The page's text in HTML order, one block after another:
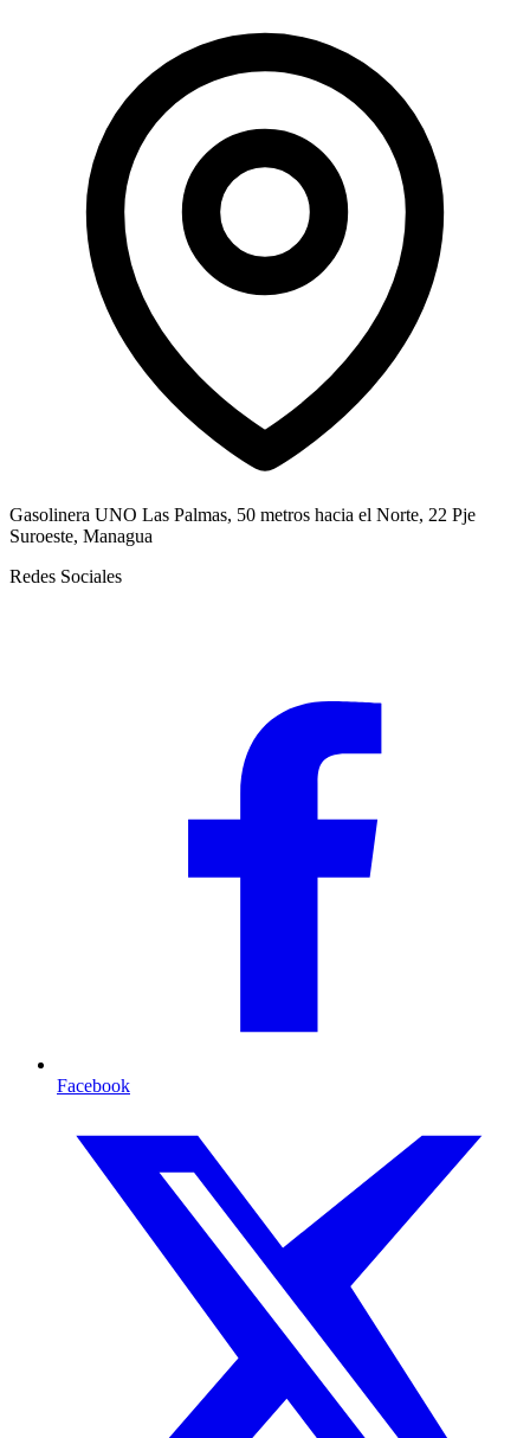
Gasolinera UNO Las Palmas, 50 metros hacia el Norte, 22 Pje
Suroeste, Managua
Redes Sociales
Facebook